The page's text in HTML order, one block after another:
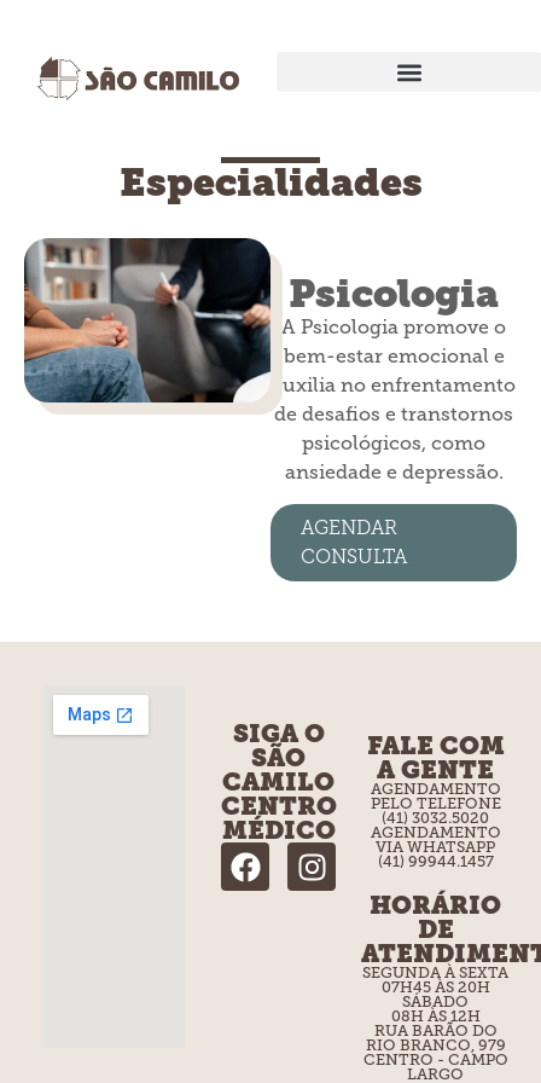
Especialidades
Psicologia
A Psicologia promove o
bem-estar emocional e
auxilia no enfrentamento
de desafios e transtornos
psicológicos, como
ansiedade e depressão.
AGENDAR
CONSULTA
SIGA O
SÃO
CAMILO
CENTRO
MÉDICO
FALE COM
A GENTE
AGENDAMENTO
PELO TELEFONE
(41) 3032.5020
AGENDAMENTO
VIA WHATSAPP
(41) 99944.1457
HORÁRIO
DE
SEGUNDA À SEXTA
07H45 ÀS 20H
SÁBADO
08H ÀS 12H
RUA BARÃO DO
RIO BRANCO, 979
CENTRO - CAMPO
LARGO